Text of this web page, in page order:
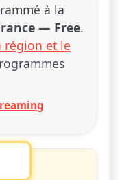
à la
— Free.
région et le